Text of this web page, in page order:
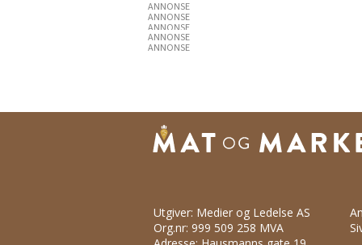
ANNONSE
ANNONSE
ANNONSE
ANNONSE
ANNONSE
Utgiver: Medier og Ledelse AS
Org.nr: 999 509 258 MVA